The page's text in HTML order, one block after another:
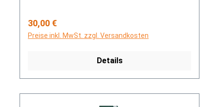
Regulärer Preis:
30,00 €
Preise inkl. MwSt. zzgl. Versandkosten
Details